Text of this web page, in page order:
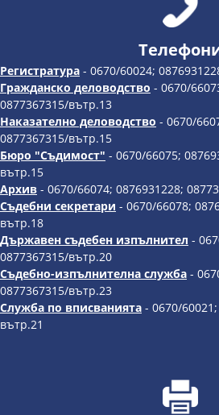
Регистратура - 0670/60024;
Гражданско деловодство - 0670/
0877367315/вътр.13
Наказателно деловодство - 0670/
0877367315/вътр.15
Бюро "Съдимост" - 0670/66075;
вътр.15
Архив - 0670/66074; 0876931228;
Съдебни секретари - 0670/66078;
вътр.18
Държавен съдебен изпълнител -
0877367315/вътр.20
Съдебно-изпълнителна служба -
0877367315/вътр.23
Служба по вписванията - 0670/
вътр.21